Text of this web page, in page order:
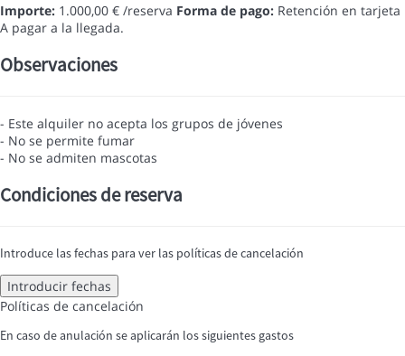
Importe: 1.000,00 € /reserva Forma de pago: Retención en tarjeta
A pagar a la llegada.
Observaciones
- Este alquiler no acepta los grupos de jóvenes
- No se permite fumar
- No se admiten mascotas
Condiciones de reserva
Introduce las fechas para ver las políticas de cancelación
Introducir fechas
Políticas de cancelación
En caso de anulación se aplicarán los siguientes gastos